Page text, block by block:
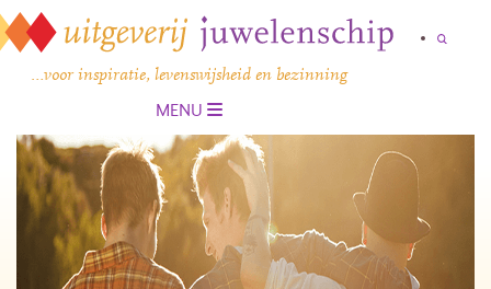
…voor inspiratie, levenswijsheid en bezinning
MENU